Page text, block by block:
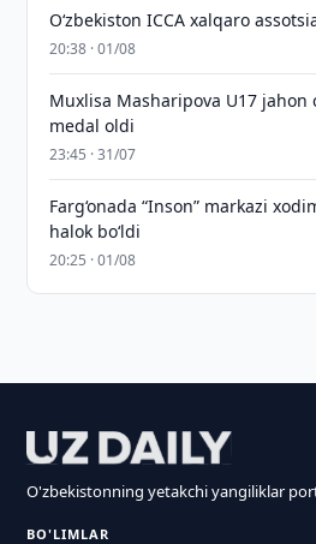
O‘zbekiston ICCA xalqaro
20:38 · 01/08
Muxlisa Masharipova U17
medal oldi
23:45 · 31/07
Farg‘onada “Inson” markazi
halok bo‘ldi
20:25 · 01/08
O'zbekistonning yetakchi yangiliklar
BO'LIMLAR